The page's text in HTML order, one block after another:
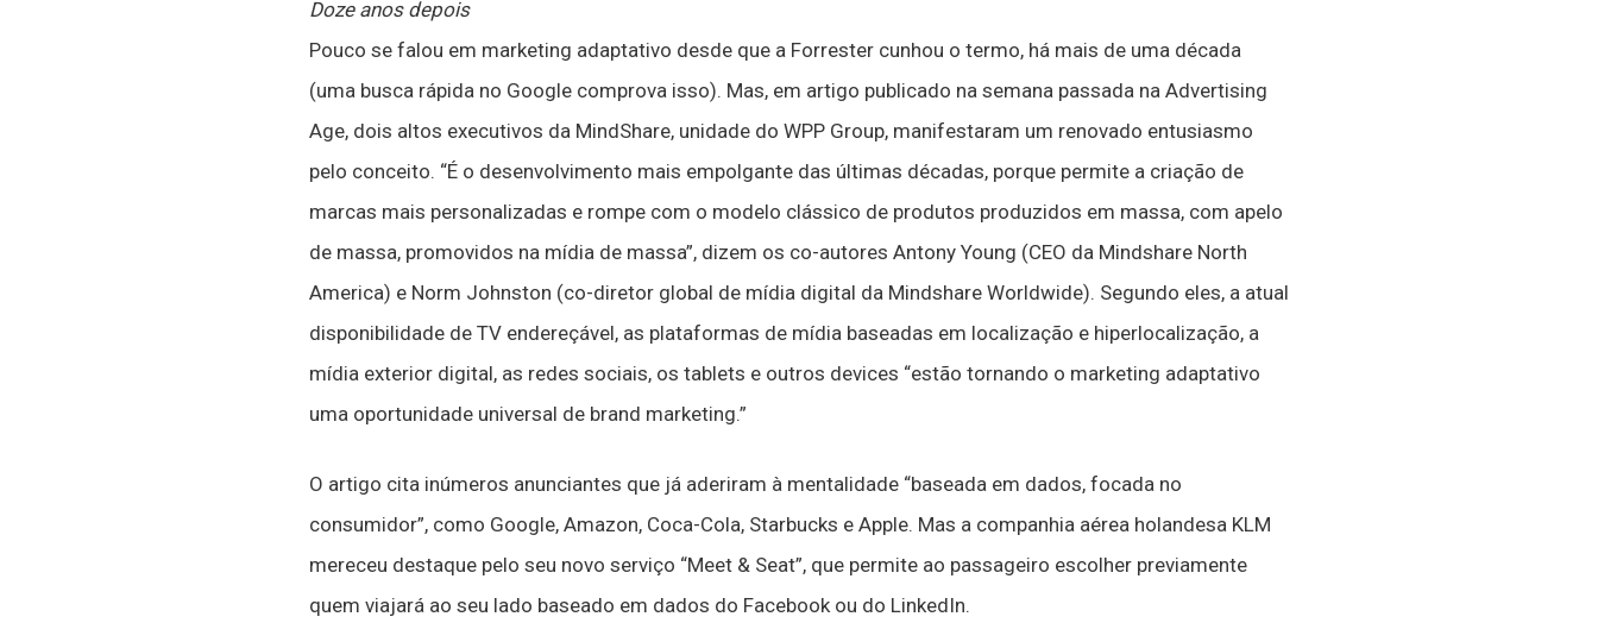
Doze anos depois
Pouco se falou em marketing adaptativo desde que a Forrester cunhou o termo, há mais de uma década
(uma busca rápida no Google comprova isso). Mas, em artigo publicado na semana passada na Advertising
Age, dois altos executivos da MindShare, unidade do WPP Group, manifestaram um renovado entusiasmo
pelo conceito. “É o desenvolvimento mais empolgante das últimas décadas, porque permite a criação de
marcas mais personalizadas e rompe com o modelo clássico de produtos produzidos em massa, com apelo
de massa, promovidos na mídia de massa”, dizem os co-autores Antony Young (CEO da Mindshare North
America) e Norm Johnston (co-diretor global de mídia digital da Mindshare Worldwide). Segundo eles, a atual
disponibilidade de TV endereçável, as plataformas de mídia baseadas em localização e hiperlocalização, a
mídia exterior digital, as redes sociais, os tablets e outros devices “estão tornando o marketing adaptativo
uma oportunidade universal de brand marketing.”
O artigo cita inúmeros anunciantes que já aderiram à mentalidade “baseada em dados, focada no
consumidor”, como Google, Amazon, Coca-Cola, Starbucks e Apple. Mas a companhia aérea holandesa KLM
mereceu destaque pelo seu novo serviço “Meet & Seat”, que permite ao passageiro escolher previamente
quem viajará ao seu lado baseado em dados do Facebook ou do LinkedIn.